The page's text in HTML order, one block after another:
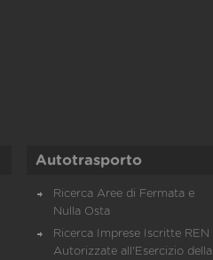
Autotrasporto
Ricerca Aree di Fermata e
Nulla Osta
Ricerca Imprese Iscritte REN
Autorizzate all'Esercizio della